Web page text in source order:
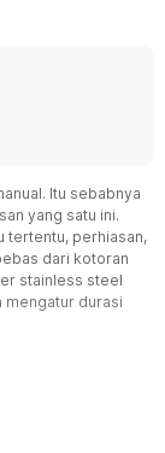
Itu sebabnya
yang satu ini.
tertentu, perhiasan,
dari kotoran
stainless steel
mengatur durasi